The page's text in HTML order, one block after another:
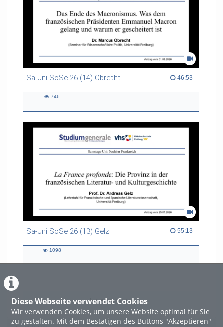
Diese Webseite verwendet Cookies
Wir verwenden Cookies, um unsere Website optimal für Sie
zu gestalten. Mit dem Bestätigen des Buttons "Akzeptieren"
Sa-Uni SoSe 26 (14) Obrecht 46:53
46:53 duration
746
Sa-Uni SoSe 26 (13) Gelz 55:13
55:13 duration
1098
LADE MEHR